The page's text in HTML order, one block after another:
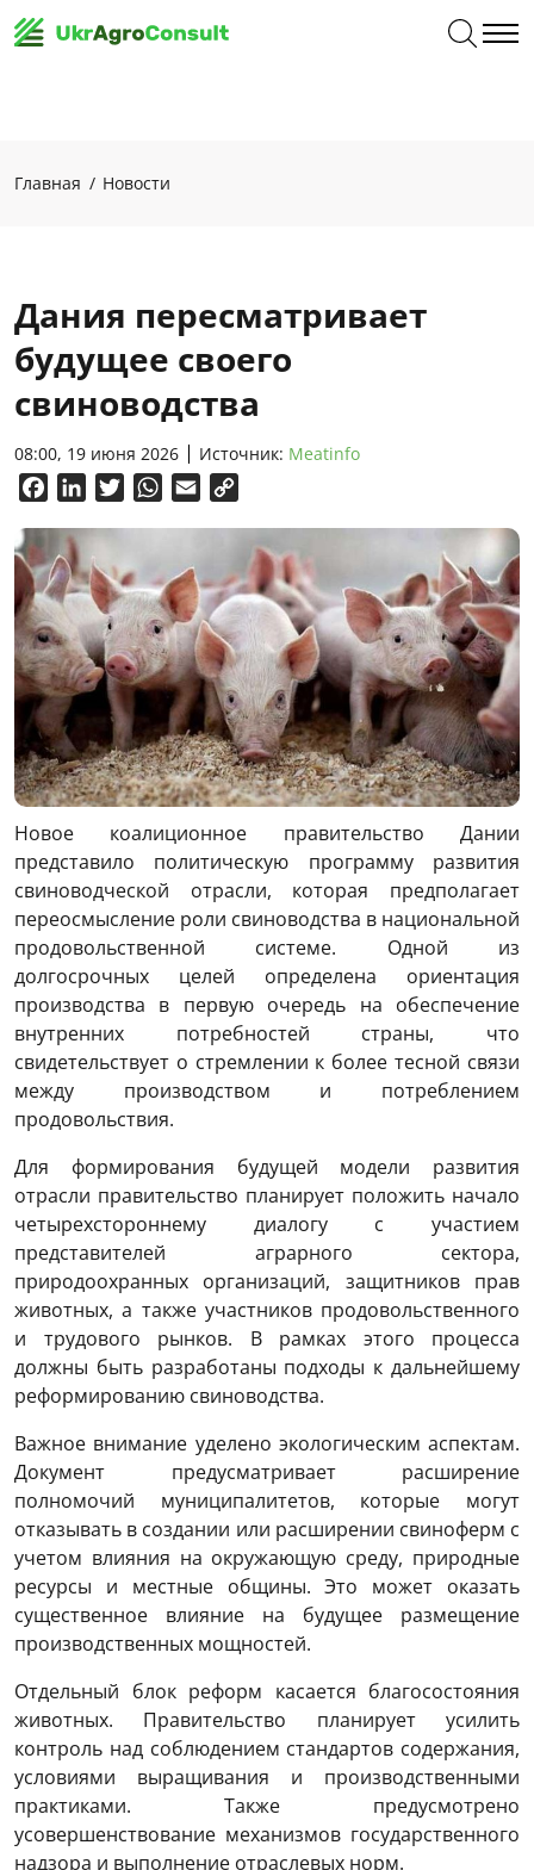
Главная Новости
Дания пересматривает
будущее своего
свиноводства
08:00, 19 июня 2026 Источник: Meatinfo
FacebookLinkedInTwitterWhatsApp
Email
Новое коалиционное правительство Дании
представило политическую программу развития
свиноводческой отрасли, которая предполагает
переосмысление роли свиноводства в национальной
продовольственной системе. Одной из
долгосрочных целей определена ориентация
производства в первую очередь на обеспечение
внутренних потребностей страны, что
свидетельствует о стремлении к более тесной связи
между производством и потреблением
продовольствия.
Для формирования будущей модели развития
отрасли правительство планирует положить начало
четырехстороннему диалогу с участием
представителей аграрного сектора,
природоохранных организаций, защитников прав
животных, а также участников продовольственного
и трудового рынков. В рамках этого процесса
должны быть разработаны подходы к дальнейшему
реформированию свиноводства.
Важное внимание уделено экологическим аспектам.
Документ предусматривает расширение
полномочий муниципалитетов, которые могут
отказывать в создании или расширении свиноферм с
учетом влияния на окружающую среду, природные
ресурсы и местные общины. Это может оказать
существенное влияние на будущее размещение
производственных мощностей.
Отдельный блок реформ касается благосостояния
животных. Правительство планирует усилить
контроль над соблюдением стандартов содержания,
условиями выращивания и производственными
практиками. Также предусмотрено
усовершенствование механизмов государственного
надзора и выполнение отраслевых норм.